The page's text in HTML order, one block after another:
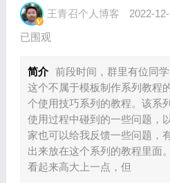
王青召个人博客 2022-
已围观
简介 前段时间，群里有位同
这个不属于模板制作系列教程
个使用技巧系列的教程。该系
使用过程中碰到的一些问题，
家也可以给我反馈一些问题，
出来放在这个系列的教程里面
看起来高大上一点，但